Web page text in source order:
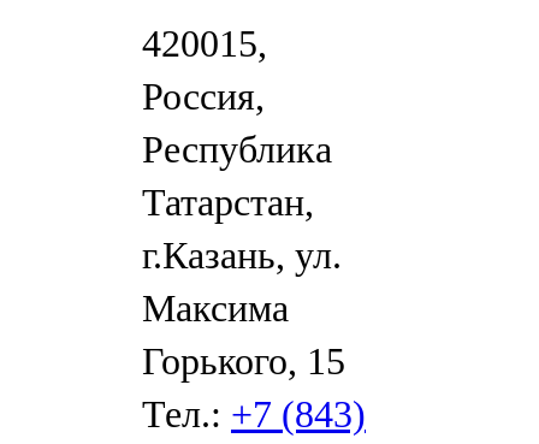
420015,
Россия,
Республика
Татарстан,
г.Казань, ул.
Максима
Горького, 15
Тел.: +7 (843)